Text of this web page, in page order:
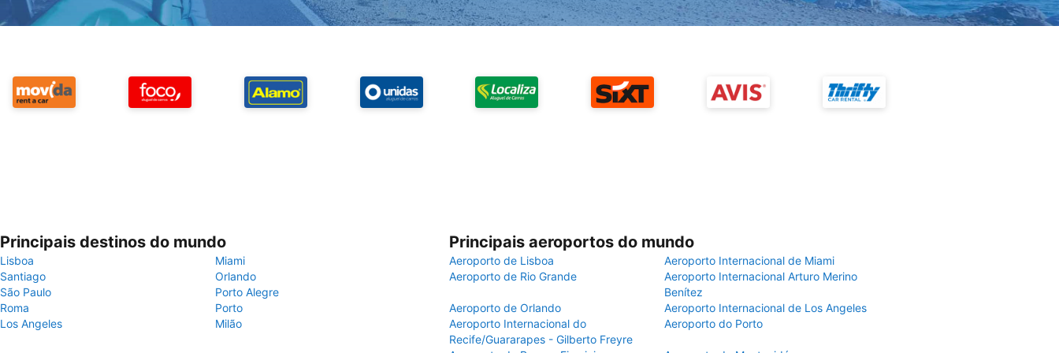
Principais destinos do mundo
Lisboa
Miami
Santiago
Orlando
São Paulo
Porto Alegre
Roma
Porto
Los Angeles
Milão
Principais aeroportos do mundo
Aeroporto de Lisboa
Aeroporto Internacional de Miami
Aeroporto de Rio Grande
Aeroporto Internacional Arturo Merino
Benítez
Aeroporto de Orlando
Aeroporto Internacional de Los Angeles
Aeroporto Internacional do
Recife/Guararapes - Gilberto Freyre
Aeroporto do Porto